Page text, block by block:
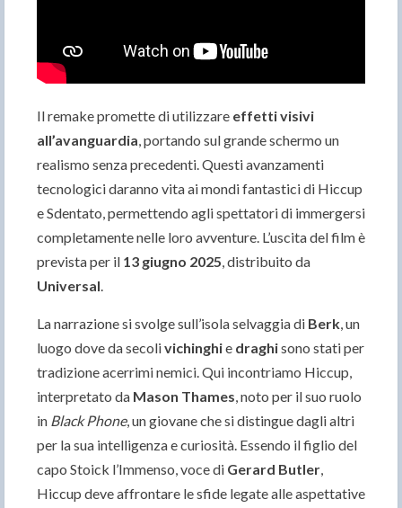
Il remake promette di utilizzare effetti visivi
all’avanguardia, portando sul grande schermo un
realismo senza precedenti. Questi avanzamenti
tecnologici daranno vita ai mondi fantastici di Hiccup
e Sdentato, permettendo agli spettatori di immergersi
completamente nelle loro avventure. L’uscita del film è
prevista per il 13 giugno 2025, distribuito da
Universal.
La narrazione si svolge sull’isola selvaggia di Berk, un
luogo dove da secolivichinghie draghisono stati per
tradizione acerrimi nemici. Qui incontriamo Hiccup,
interpretato da Mason Thames, noto per il suo ruolo
in Black Phone, un giovane che si distingue dagli altri
per la sua intelligenza e curiosità. Essendo il figlio del
capo Stoick l’Immenso, voce di Gerard Butler,
Hiccup deve affrontare le sfide legate alle aspettative